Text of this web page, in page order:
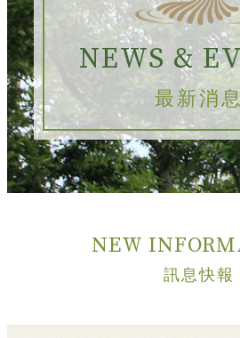
NEWS &
最新消息
NEW
訊息快報